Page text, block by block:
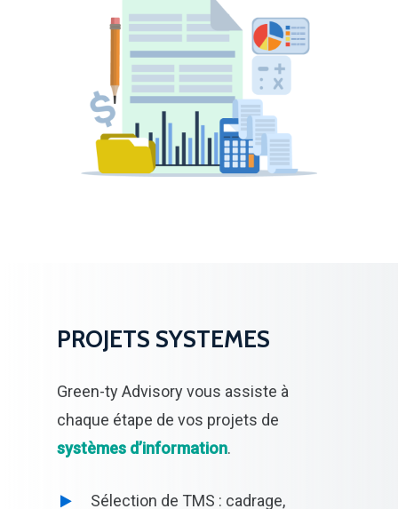
PROJETS SYSTEMES
Green-ty Advisory vous assiste à
chaque étape de vos projets de
systèmes d’information.
Sélection de TMS : cadrage,